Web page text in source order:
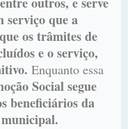
serviço que a
os trâmites de
e o serviço,
Enquanto essa
Social segue
beneficiários da